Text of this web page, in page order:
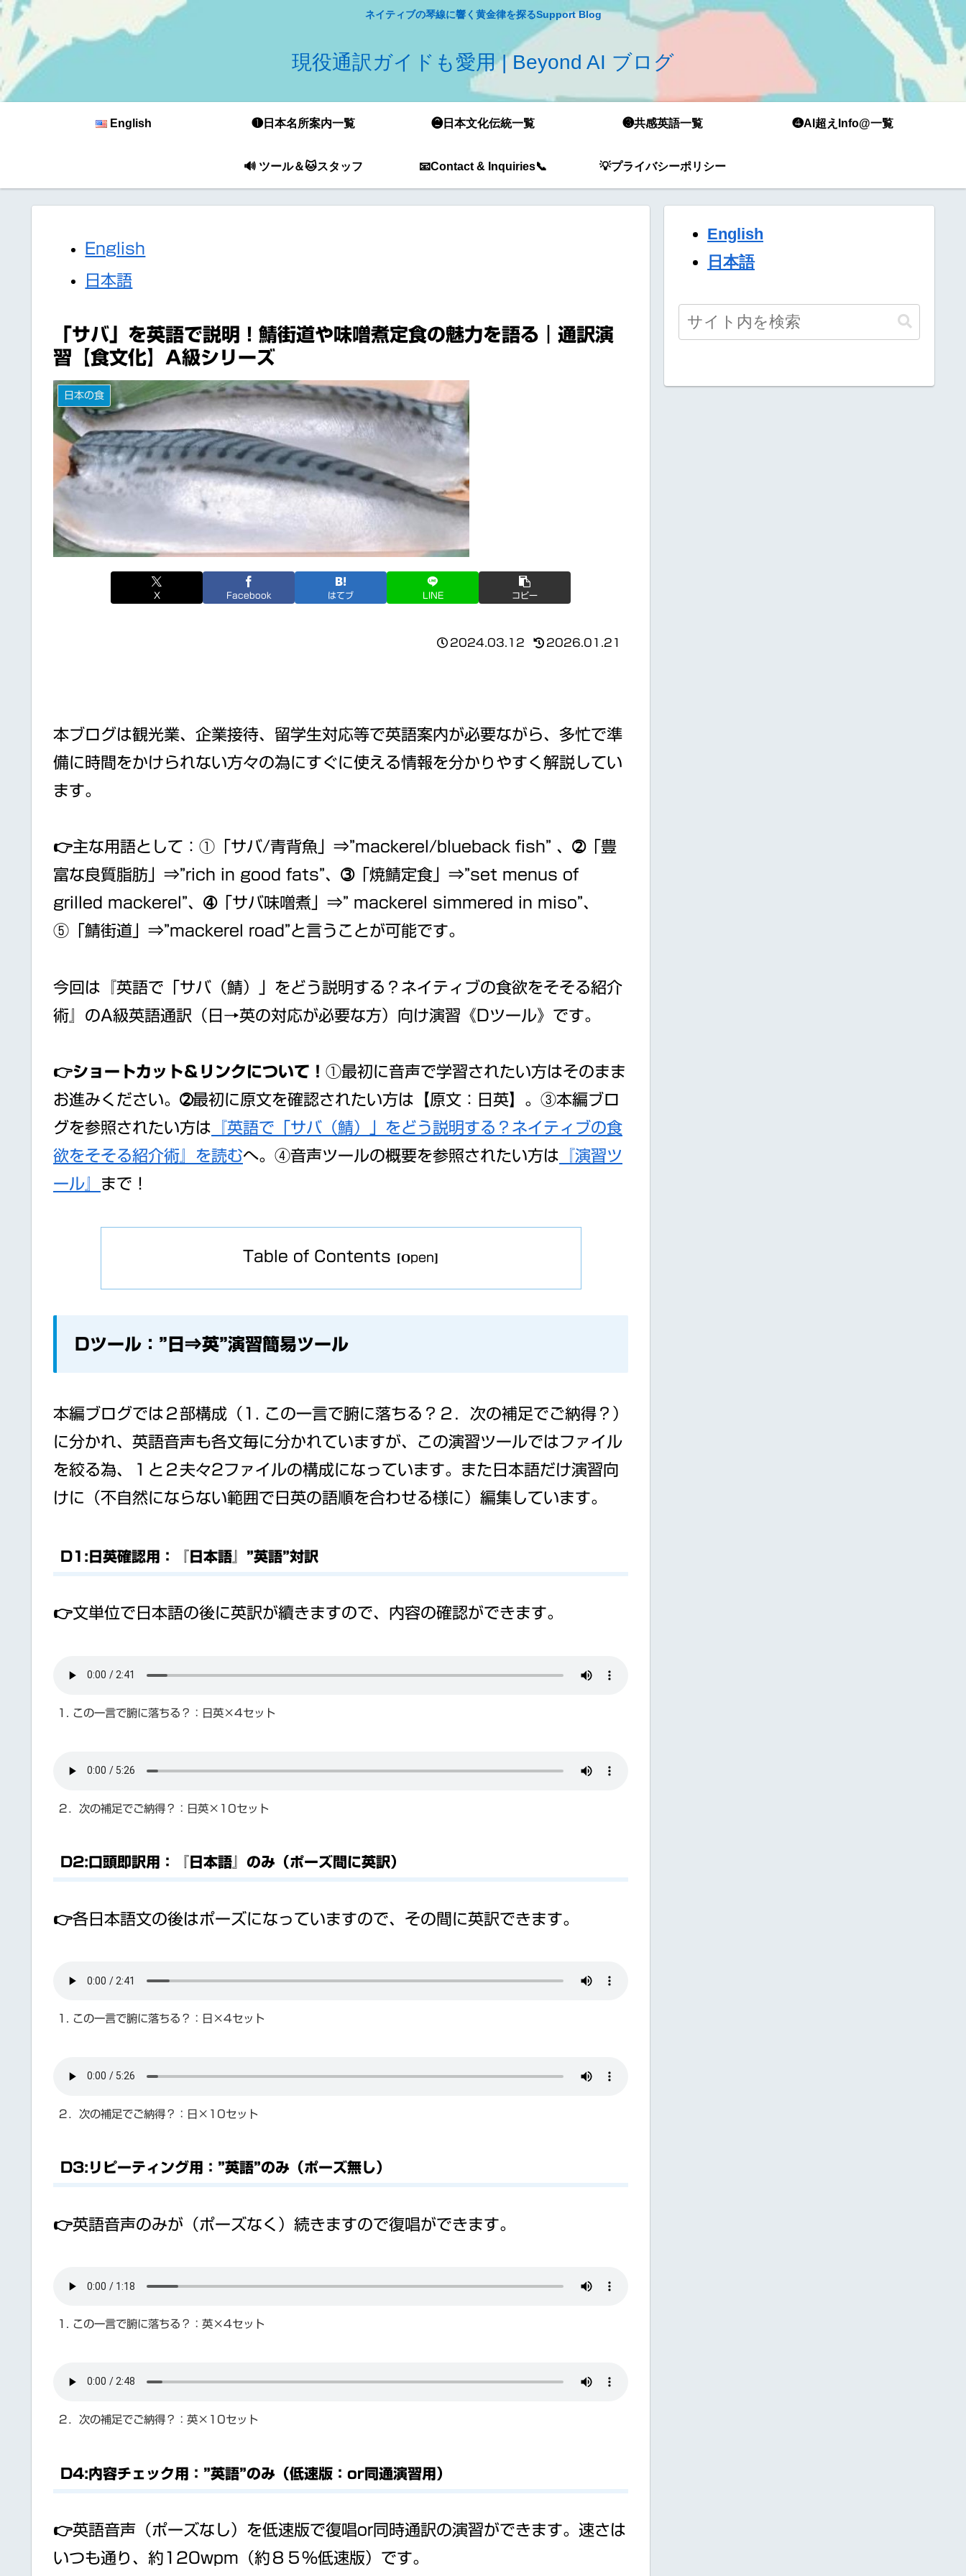
ネイティブの琴線に響く黄金律を探るSupport Blog
現役通訳ガイドも愛用 | Beyond AI ブログ
English ❶日本名所案内一覧 ❷日本文化伝統一覧 ❸共感英語一覧 ❹AI超えInfo@一覧
🔊 ツール＆🐱スタッフ 📧Contact & Inquiries📞 💡プライバシーポリシー
English
日本語
「サバ」を英語で説明！鯖街道や味噌煮定食の魅力を語る｜通訳演
習【食文化】A級シリーズ
日本の食
X Facebook はてブ LINE コピー
2024.03.12 2026.01.21
本ブログは観光業、企業接待、留学生対応等で英語案内が必要ながら、多忙で準
備に時間をかけられない方々の為にすぐに使える情報を分かりやすく解説してい
ます。
👉主な用語として：①「サバ/青背魚」⇒”mackerel/blueback fish” 、➁「豊
富な良質脂肪」⇒”rich in good fats”、➂「焼鯖定食」⇒”set menus of
grilled mackerel”、➃「サバ味噌煮」⇒” mackerel simmered in miso”、
⑤「鯖街道」⇒”mackerel road”と言うことが可能です。
今回は『英語で「サバ（鯖）」をどう説明する？ネイティブの食欲をそそる紹介
術』のA級英語通訳（日→英の対応が必要な方）向け演習《Dツール》です。
👉ショートカット＆リンクについて！ ①最初に音声で学習されたい方はそのまま
お進みください。➁最初に原文を確認されたい方は【原文：日英】。③本編ブロ
グを参照されたい方は 『英語で「サバ（鯖）」をどう説明する？ネイティブの食
欲をそそる紹介術』を読むへ。④音声ツールの概要を参照されたい方は 『演習ツ
ール』 まで！
Table of Contents
Dツール：”日⇒英”演習簡易ツール
本編ブログでは２部構成（1. この一言で腑に落ちる？２．次の補足でご納得？）
に分かれ、英語音声も各文毎に分かれていますが、この演習ツールではファイル
を絞る為、１と２夫々2ファイルの構成になっています。また日本語だけ演習向
けに（不自然にならない範囲で日英の語順を合わせる様に）編集しています。
D1:日英確認用：『日本語』”英語”対訳
👉文単位で日本語の後に英訳が續きますので、内容の確認ができます。
1. この一言で腑に落ちる？：日英×4セット
２．次の補足でご納得？：日英×10セット
D2:口頭即訳用：『日本語』のみ（ポーズ間に英訳）
👉各日本語文の後はポーズになっていますので、その間に英訳できます。
1. この一言で腑に落ちる？：日×4セット
２．次の補足でご納得？：日×10セット
D3:リピーティング用：”英語”のみ（ポーズ無し）
👉英語音声のみが（ポーズなく）続きますので復唱ができます。
1. この一言で腑に落ちる？：英×4セット
２．次の補足でご納得？：英×10セット
D4:内容チェック用：”英語”のみ（低速版：or同通演習用）
👉英語音声（ポーズなし）を低速版で復唱or同時通訳の演習ができます。速さは
いつも通り、約120wpm（約８５％低速版）です。
English
日本語